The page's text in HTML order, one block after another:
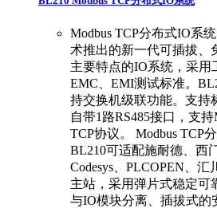
Modbus TCP分布式IO系
术推出的新一代可插拔、
主要特点的IO系统，采用
EMC、EMI测试标准。
持交换机级联功能。支持
自带1路RS485接口，支
TCP协议。 Modbus TCP
BL210可适配施耐德、西
Codesys、PLCOPEN、汇
主站，采用弹片式稳定可
与IO模块分离、插拔式的